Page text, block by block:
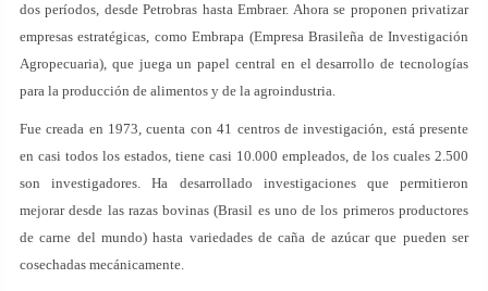
dos períodos, desde Petrobras hasta Embraer. Ahora se proponen privatizar
empresas estratégicas, como Embrapa (Empresa Brasileña de Investigación
Agropecuaria), que juega un papel central en el desarrollo de tecnologías
para la producción de alimentos y de la agroindustria.
Fue creada en 1973, cuenta con 41 centros de investigación, está presente
en casi todos los estados, tiene casi 10.000 empleados, de los cuales 2.500
son investigadores. Ha desarrollado investigaciones que permitieron
mejorar desde las razas bovinas (Brasil es uno de los primeros productores
de carne del mundo) hasta variedades de caña de azúcar que pueden ser
cosechadas mecánicamente.